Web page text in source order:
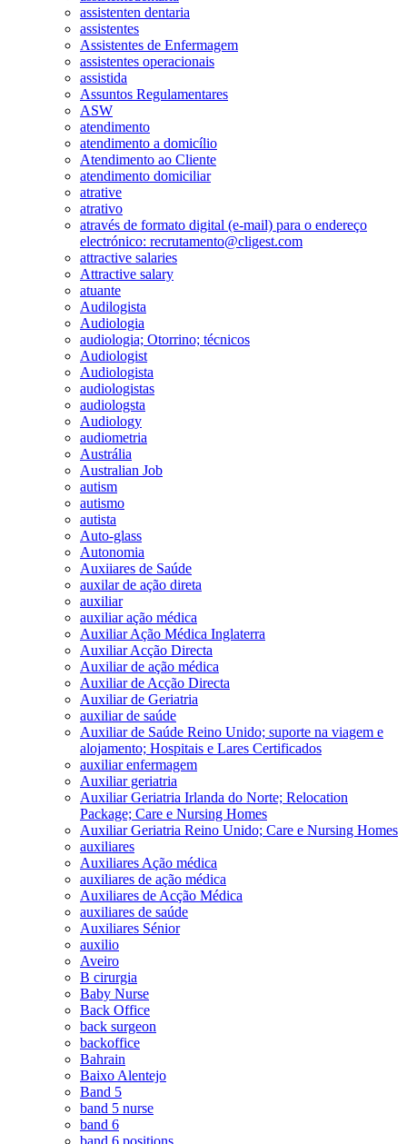
assistenten dentaria
assistentes
Assistentes de Enfermagem
assistentes operacionais
assistida
Assuntos Regulamentares
ASW
atendimento
atendimento a domicílio
Atendimento ao Cliente
atendimento domiciliar
atrative
atrativo
através de formato digital (e-mail) para o endereço
electrónico: recrutamento@cligest.com
attractive salaries
Attractive salary
atuante
Audilogista
Audiologia
audiologia; Otorrino; técnicos
Audiologist
Audiologista
audiologistas
audiologsta
Audiology
audiometria
Austrália
Australian Job
autism
autismo
autista
Auto-glass
Autonomia
Auxiiares de Saúde
auxilar de ação direta
auxiliar
auxiliar ação médica
Auxiliar Ação Médica Inglaterra
Auxiliar Acção Directa
Auxiliar de ação médica
Auxiliar de Acção Directa
Auxiliar de Geriatria
auxiliar de saúde
Auxiliar de Saúde Reino Unido; suporte na viagem e
alojamento; Hospitais e Lares Certificados
auxiliar enfermagem
Auxiliar geriatria
Auxiliar Geriatria Irlanda do Norte; Relocation
Package; Care e Nursing Homes
Auxiliar Geriatria Reino Unido; Care e Nursing Homes
auxiliares
Auxiliares Ação médica
auxiliares de ação médica
Auxiliares de Acção Médica
auxiliares de saúde
Auxiliares Sénior
auxilio
Aveiro
B cirurgia
Baby Nurse
Back Office
back surgeon
backoffice
Bahrain
Baixo Alentejo
Band 5
band 5 nurse
band 6
band 6 positions